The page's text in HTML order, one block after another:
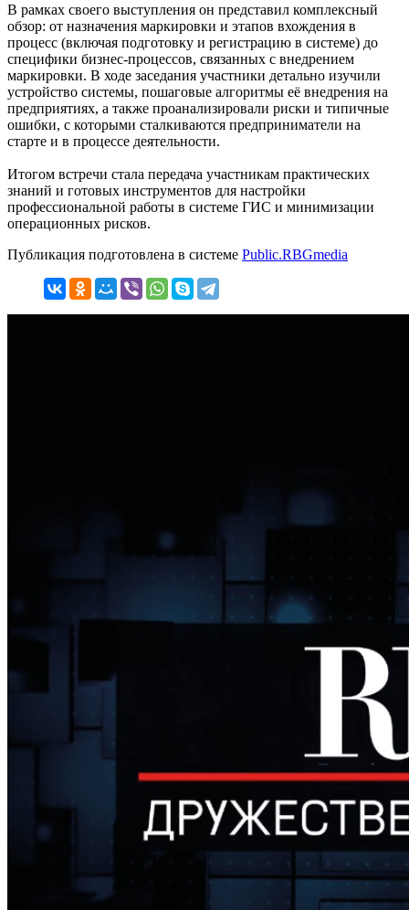
В рамках своего выступления он представил комплексный
обзор: от назначения маркировки и этапов вхождения в
процесс (включая подготовку и регистрацию в системе) до
специфики бизнес-процессов, связанных с внедрением
маркировки. В ходе заседания участники детально изучили
устройство системы, пошаговые алгоритмы её внедрения на
предприятиях, а также проанализировали риски и типичные
ошибки, с которыми сталкиваются предприниматели на
старте и в процессе деятельности.
Итогом встречи стала передача участникам практических
знаний и готовых инструментов для настройки
профессиональной работы в системе ГИС и минимизации
операционных рисков.
Публикация подготовлена в системе Public.RBGmedia